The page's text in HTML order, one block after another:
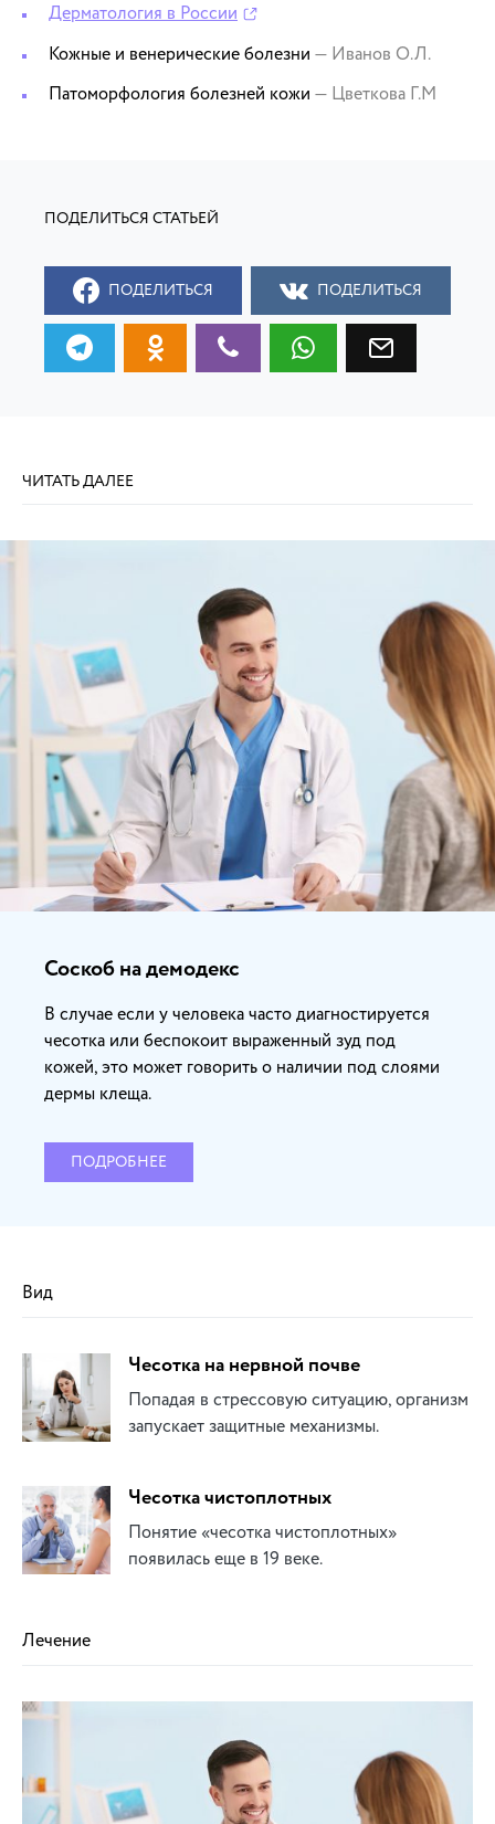
Дерматология в России
Кожные и венерические болезни — Иванов О.Л.
Патоморфология болезней кожи — Цветкова Г.М
ПОДЕЛИТЬСЯ ПОДЕЛИТЬСЯ
ЧИТАТЬ ДАЛЕЕ
Соскоб на демодекс
В случае если у человека часто диагностируется
чесотка или беспокоит выраженный зуд под
кожей, это может говорить о наличии под слоями
дермы клеща.
ПОДРОБНЕЕ
Вид
Чесотка на нервной почве
Попадая в стрессовую ситуацию, организм
запускает защитные механизмы.
Чесотка чистоплотных
Понятие «чесотка чистоплотных»
появилась еще в 19 веке.
Лечение